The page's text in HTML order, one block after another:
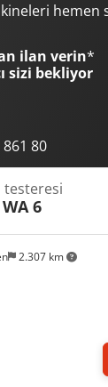
mm 450 kg'dan
hemen
ilan verin*
sizi bekliyor
80
2.307 km
testeresi
WA 6